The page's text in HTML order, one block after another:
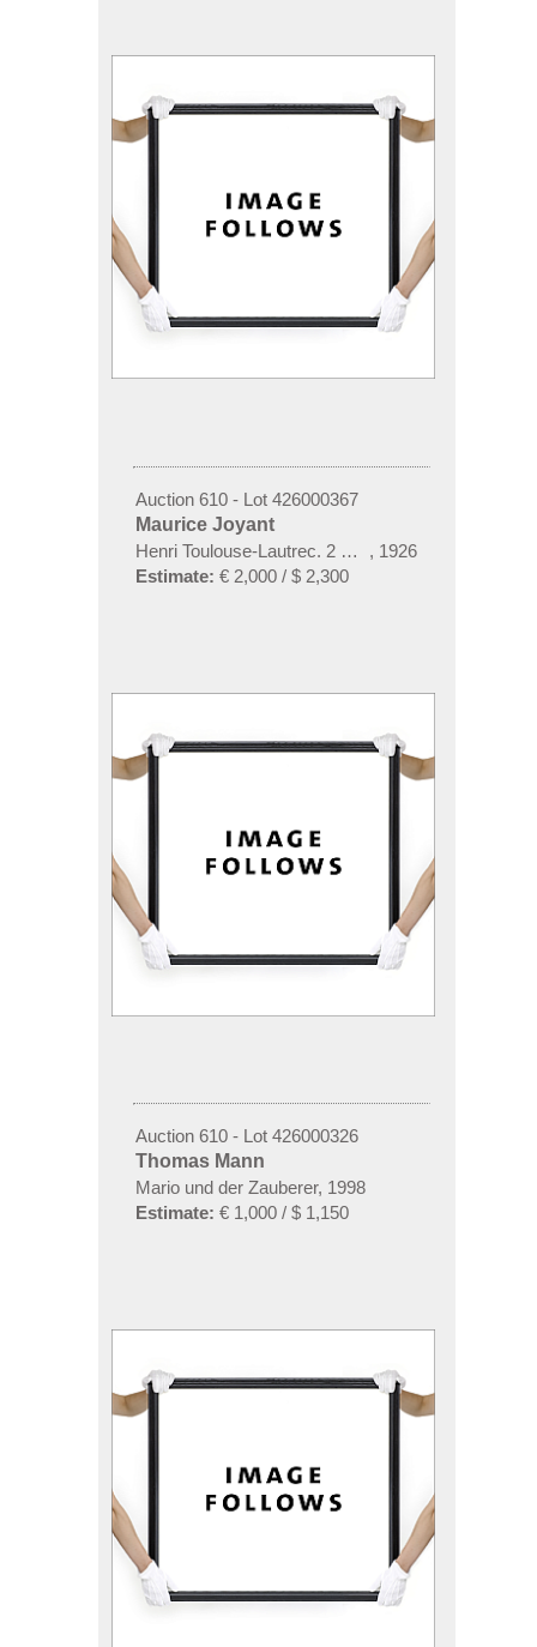
Auction 610 - Lot 426000367
Maurice Joyant
Henri Toulouse-Lautrec. 2 Bände
, 1926
Estimate: € 2,000 / $ 2,300
Auction 610 - Lot 426000326
Thomas Mann
Mario und der Zauberer, 1998
Estimate: € 1,000 / $ 1,150